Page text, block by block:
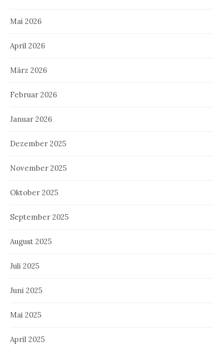
Mai 2026
April 2026
März 2026
Februar 2026
Januar 2026
Dezember 2025
November 2025
Oktober 2025
September 2025
August 2025
Juli 2025
Juni 2025
Mai 2025
April 2025